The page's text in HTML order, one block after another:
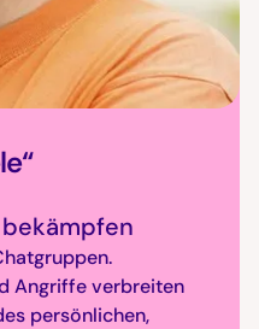
Angriffe verbreiten
persönlichen,